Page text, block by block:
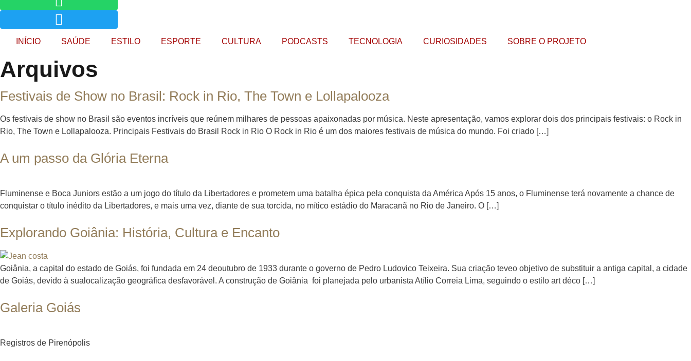
INÍCIO SAÚDE ESTILO ESPORTE CULTURA PODCASTS TECNOLOGIA CURIOSIDADES SOBRE O PROJETO
Arquivos
Festivais de Show no Brasil: Rock in Rio, The Town e Lollapalooza
Os festivais de show no Brasil são eventos incríveis que reúnem milhares de pessoas apaixonadas por música. Neste apresentação, vamos explorar dois dos principais festivais: o Rock in
Rio, The Town e Lollapalooza. Principais Festivais do Brasil Rock in Rio O Rock in Rio é um dos maiores festivais de música do mundo. Foi criado […]
A um passo da Glória Eterna
Fluminense e Boca Juniors estão a um jogo do título da Libertadores e prometem uma batalha épica pela conquista da América Após 15 anos, o Fluminense terá novamente a chance de
conquistar o título inédito da Libertadores, e mais uma vez, diante de sua torcida, no mítico estádio do Maracanã no Rio de Janeiro. O […]
Explorando Goiânia: História, Cultura e Encanto
Goiânia, a capital do estado de Goiás, foi fundada em 24 deoutubro de 1933 durante o governo de Pedro Ludovico Teixeira. Sua criação teveo objetivo de substituir a antiga capital, a cidade
de Goiás, devido à sualocalização geográfica desfavorável. A construção de Goiânia foi planejada pelo urbanista Atílio Correia Lima, seguindo o estilo art déco […]
Galeria Goiás
Registros de Pirenópolis